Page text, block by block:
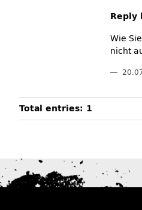
Reply
Wie
nicht
Total entries: 1